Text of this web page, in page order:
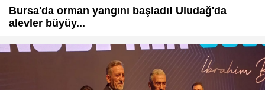
Bursa'da orman yangını başladı! Uludağ'da
alevler büyüy...